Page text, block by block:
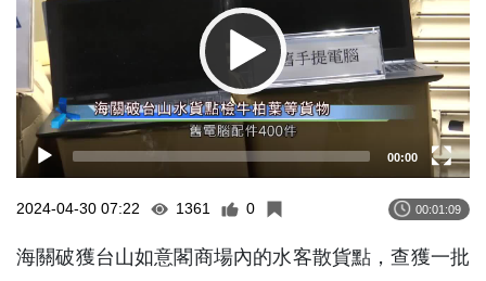
00:00
2024-04-30 07:22 1361 0 00:01:09
海關破獲台山如意閣商場內的水客散貨點，查獲一批